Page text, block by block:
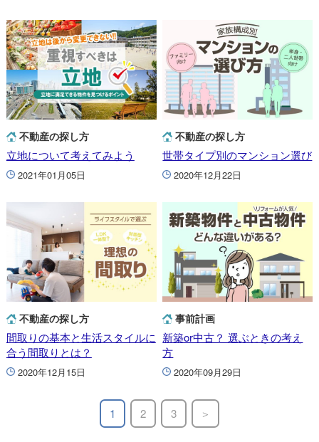
不動産の探し方
立地について考えてみよう
2021年01月05日
不動産の探し方
世帯タイプ別のマンション選び
2020年12月22日
不動産の探し方
間取りの基本と生活スタイルに
合う間取りとは？
2020年12月15日
事前計画
新築or中古？ 選ぶときの考え
方
2020年09月29日
1 2 3